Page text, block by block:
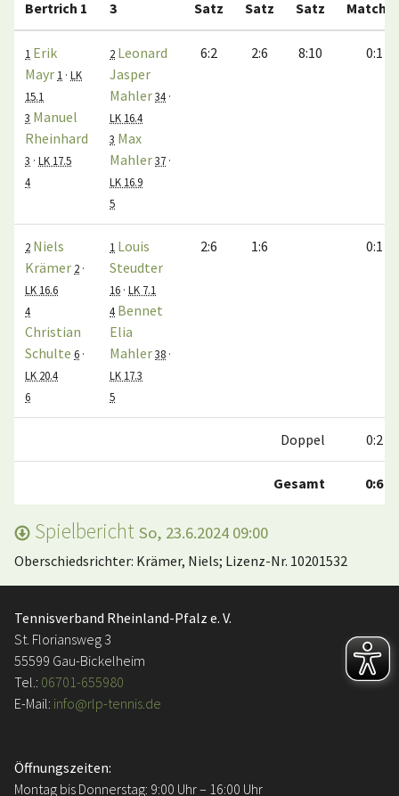
Bertrich 1
3
Satz
Satz
Satz
1 Erik
Mayr 1 · LK
15.1
3 Manuel
Rheinhard
3 · LK 17.5
4
2 Leonard
Jasper
Mahler34 ·
LK 16.4
3 Max
Mahler37 ·
LK 16.9
5
6:2 2:6 8:10 0:1
2 Niels
Krämer 2 ·
LK 16.6
4
Christian
Schulte 6 ·
LK 20.4
6
1 Louis
Steudter
16 · LK 7.1
4 Bennet
Elia
Mahler38 ·
LK 17.3
5
2:6 1:6 0:1
Doppel 0:2
Gesamt 0:6
Spielbericht So, 23.6.2024 09:00
Oberschiedsrichter: Krämer, Niels; Lizenz-Nr. 10201532
Tennisverband Rheinland-Pfalz e. V.
St. Floriansweg 3
55599 Gau-Bickelheim
Tel.: 06701-655980
E-Mail: info@rlp-tennis.de
Öffnungszeiten:
Montag bis Donnerstag: 9:00 Uhr – 16:00 Uhr